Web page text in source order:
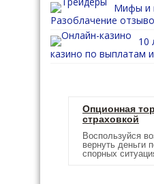
Мифы и
Разоблачение
10
казино по выплатам
Опционная
страховкой
Воспользуйся
вернуть деньги
спорных